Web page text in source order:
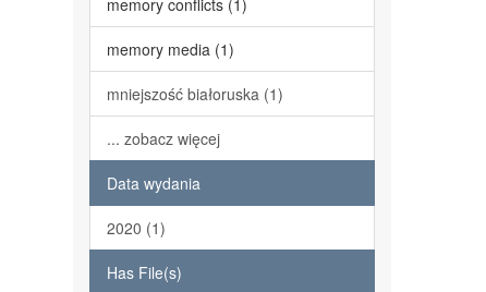
memory conflicts (1)
memory media (1)
mniejszość białoruska (1)
... zobacz więcej
Data wydania
2020 (1)
Has File(s)